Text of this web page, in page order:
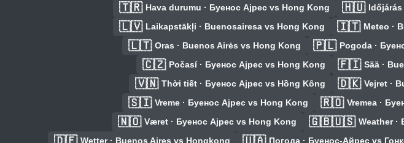
🇹🇷 Hava durumu · Буенос Ајрес vs Hong Kong 🇭🇺 Időjárás
🇱🇻 Laikapstākļi · Buenosairesa vs Hong Kong 🇮🇹 Meteo ·
🇱🇹 Oras · Buenos Airės vs Hong Kong 🇵🇱 Pogoda ·
🇨🇿 Počasí · Буенос Ајрес vs Hong Kong 🇫🇮 Sää ·
🇻🇳 Thời tiết · Буенос Ајрес vs Hồng Kông 🇩🇰 Vejret ·
🇸🇮 Vreme · Буенос Ајрес vs Hong Kong 🇷🇴 Vremea ·
🇳🇴 Været · Буенос Ајрес vs Hong Kong 🇬🇧🇺🇸 Weather ·
Wetter · Buenos Aires vs Hongkong Погода · Буенос-Айрес vs